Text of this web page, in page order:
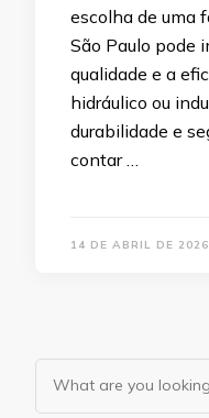
escolha de uma
São Paulo pode
qualidade e a
hidráulico ou
durabilidade e
contar …
14 DE ABRIL DE 2026
Looking
for